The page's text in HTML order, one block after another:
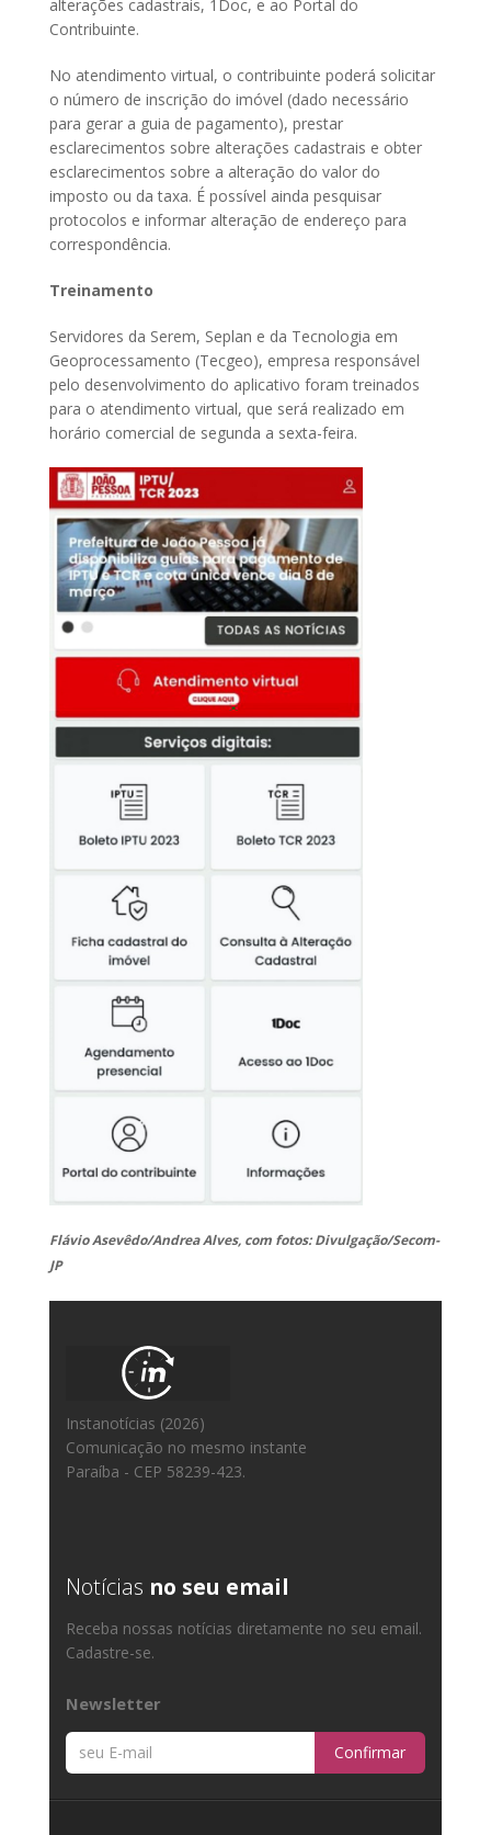
alterações cadastrais, 1Doc, e ao Portal do
Contribuinte.
No atendimento virtual, o contribuinte poderá solicitar
o número de inscrição do imóvel (dado necessário
para gerar a guia de pagamento), prestar
esclarecimentos sobre alterações cadastrais e obter
esclarecimentos sobre a alteração do valor do
imposto ou da taxa. É possível ainda pesquisar
protocolos e informar alteração de endereço para
correspondência.
Treinamento
Servidores da Serem, Seplan e da Tecnologia em
Geoprocessamento (Tecgeo), empresa responsável
pelo desenvolvimento do aplicativo foram treinados
para o atendimento virtual, que será realizado em
horário comercial de segunda a sexta-feira.
Flávio Asevêdo/Andrea Alves, com fotos: Divulgação/Secom-
JP
Instanotícias (2026)
Comunicação no mesmo instante
Paraíba - CEP 58239-423.
Notícias no seu email
Receba nossas notícias diretamente no seu email.
Cadastre-se.
Newsletter
Confirmar